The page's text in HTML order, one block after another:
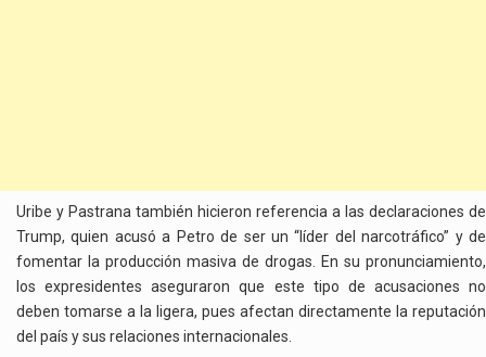
Uribe y Pastrana también hicieron referencia a las declaraciones de
Trump, quien acusó a Petro de ser un “líder del narcotráfico” y de
fomentar la producción masiva de drogas. En su pronunciamiento,
los expresidentes aseguraron que este tipo de acusaciones no
deben tomarse a la ligera, pues afectan directamente la reputación
del país y sus relaciones internacionales.